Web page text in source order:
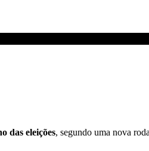
das eleições, segundo uma nova